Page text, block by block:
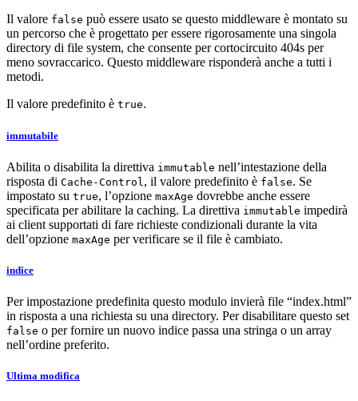
Il valore false può essere usato se questo middleware è montato su
un percorso che è progettato per essere rigorosamente una singola
directory di file system, che consente per cortocircuito 404s per
meno sovraccarico. Questo middleware risponderà anche a tutti i
metodi.
Il valore predefinito è true.
immutabile
Abilita o disabilita la direttiva immutable nell’intestazione della
risposta di Cache-Control , il valore predefinito è false. Se
impostato su true, l’opzione maxAge dovrebbe anche essere
specificata per abilitare la caching. La direttiva immutable impedirà
ai client supportati di fare richieste condizionali durante la vita
dell’opzione maxAge per verificare se il file è cambiato.
indice
Per impostazione predefinita questo modulo invierà file “index.html”
in risposta a una richiesta su una directory. Per disabilitare questo set
false o per fornire un nuovo indice passa una stringa o un array
nell’ordine preferito.
Ultima modifica